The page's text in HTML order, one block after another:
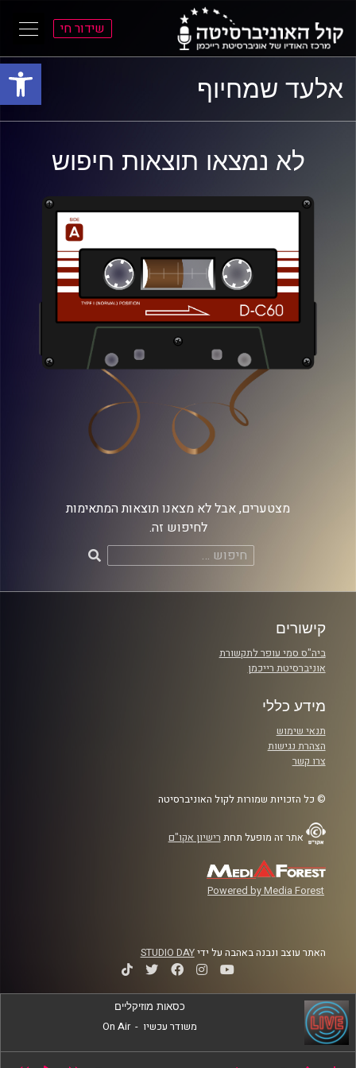
פתח
התפריט
הראשי
התוכן
הראשי
שידור חי
אלעד שמחיוף
לא נמצאו תוצאות חיפוש
מצטערים, אבל לא מצאנו תוצאות המתאימות
לחיפוש זה.
חיפוש:
קישורים
ביה"ס סמי עופר לתקשורת
אוניברסיטת רייכמן
מידע כללי
תנאי שימוש
הצהרת נגישות
צרו קשר
© כל הזכויות שמורות לקול האוניברסיטה
אתר זה מופעל תחת רישיון אקו"ם
Powered by Media Forest
האתר עוצב ונבנה באהבה על ידיSTUDIO DAY
כסאות מוזיקליים
משודר עכשיו -
On Air